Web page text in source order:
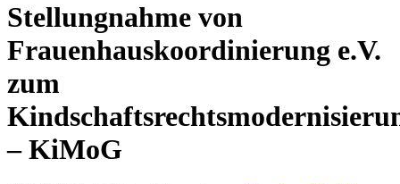
Stellungnahme von
Frauenhauskoordinierung e.V.
zum
– KiMoG